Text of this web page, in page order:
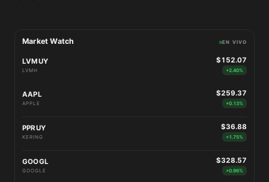
Market Watch EN VIVO
LVMUY
LVMH
$152.07
+2.40%
AAPL
APPLE
$259.37
+0.13%
PPRUY
KERING
$36.88
+1.75%
GOOGL
GOOGLE
$328.57
+0.96%